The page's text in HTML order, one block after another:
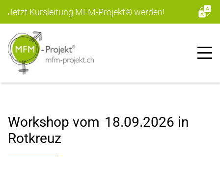
Jetzt Kursleitung MFM-Projekt®werden!
Workshop vom 18.09.2026 in
Rotkreuz